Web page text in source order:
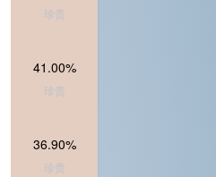
珍贵
41.00%
珍贵
36.90%
珍贵